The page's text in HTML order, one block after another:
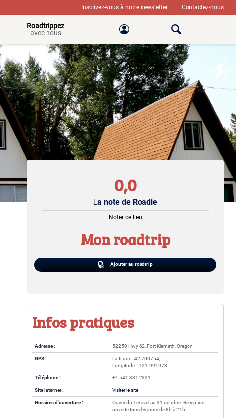
Inscrivez-vous à notre newsletter Contactez-nous
Roadtrippez
avec nous
0,0
La note de Roadie
Noter ce lieu
Mon roadtrip
Ajouter au roadtrip
Infos pratiques
Adresse : 52250 Hwy 62, Fort Klamath, Oregon
GPS :
Lattitude : 42.700754,
Longitude : -121.991973
Téléphone : +1 541 381 2321
Site internet : Visiter le site
Horaires d'ouverture :
Ouver du 1er avril au 31 octobre. Réception
ouverte tous les jours de 8h à 21h